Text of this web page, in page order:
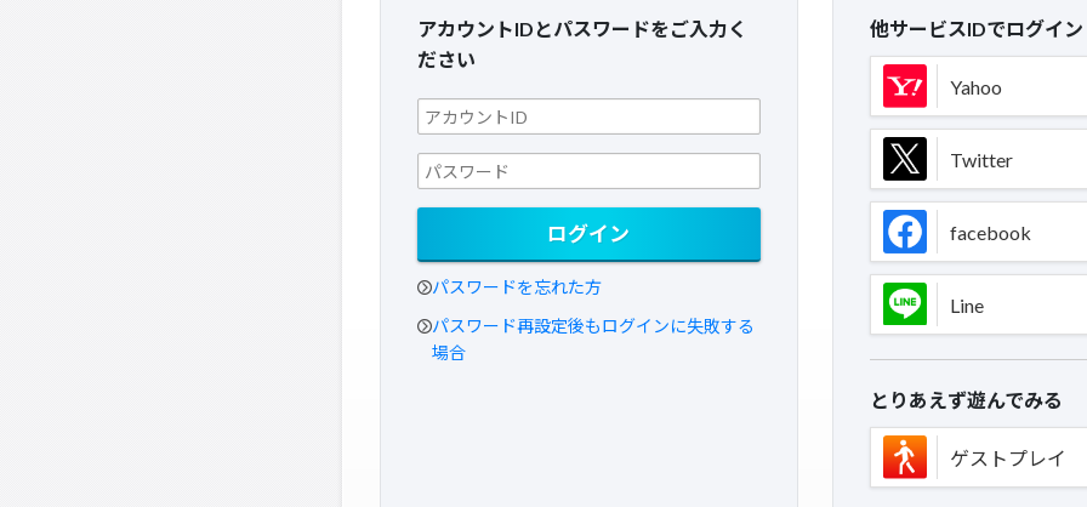
アカウントIDとパスワードをご入力く
ださい
ログイン
パスワードを忘れた方
パスワード再設定後もログインに失敗する
場合
他サービスIDでログイン
Yahoo
Twitter
facebook
Line
とりあえず遊んでみる
ゲストプレイ